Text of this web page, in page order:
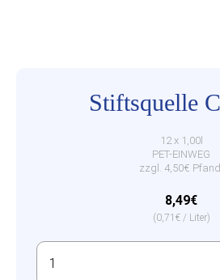
Stiftsquelle
12 x 1,00l
PET-EINWEG
zzgl. 4,50€ Pfand
8,49€
(0,71€ / Liter)